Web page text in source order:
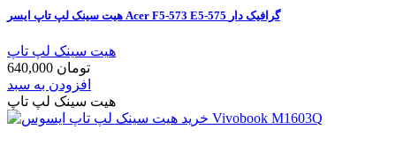
هيت سينک لپ تاپ ايسر Acer F5-573 E5-575 گرافيک دار
هیت سینک لپ تاپ
640,000 تومان
افزودن به سبد
هیت سینک لپ تاپ